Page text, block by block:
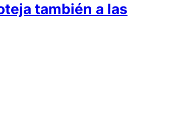
también a las